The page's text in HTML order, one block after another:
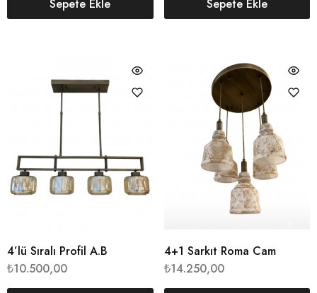
Sepete Ekle Sepete Ekle
4’lü Sıralı Profil A.B
₺10.500,00
4+1 Sarkıt Roma Cam
₺14.250,00